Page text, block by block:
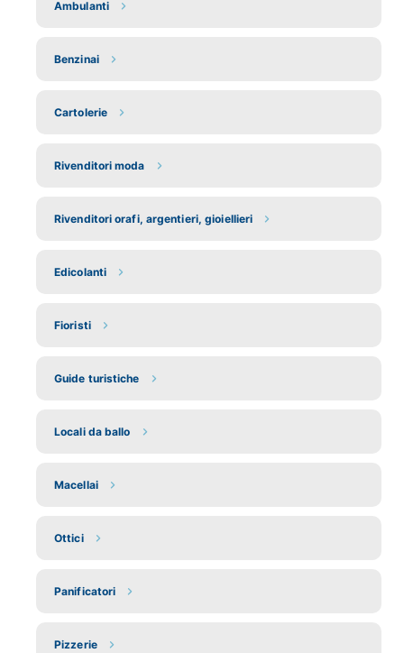
Ambulanti
Benzinai
Cartolerie
Rivenditori moda
Rivenditori orafi, argentieri, gioiellieri
Edicolanti
Fioristi
Guide turistiche
Locali da ballo
Macellai
Ottici
Panificatori
Pizzerie